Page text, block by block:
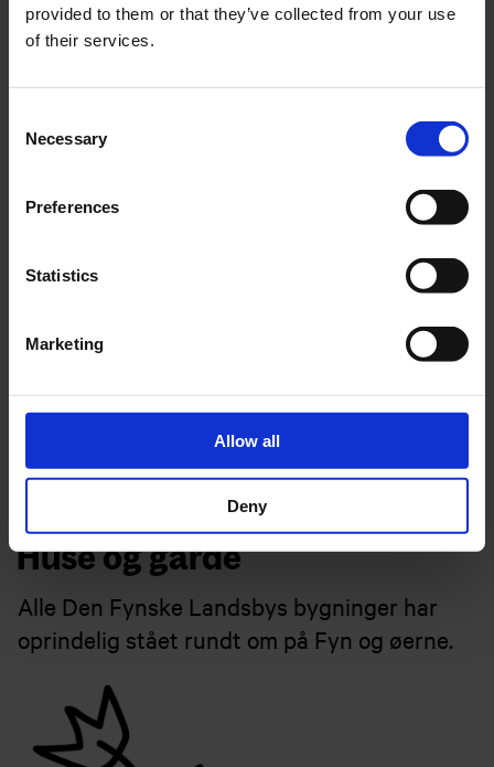
provided to them or that they’ve collected from your use
of their services.
Selection
Necessary
Preferences
Statistics
Marketing
Allow all
Deny
Huse og gårde
Alle Den Fynske Landsbys bygninger har
oprindelig stået rundt om på Fyn og øerne.